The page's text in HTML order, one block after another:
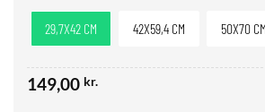
29,7X42 CM 42X59,4 CM 50X70 CM
149,00 kr.